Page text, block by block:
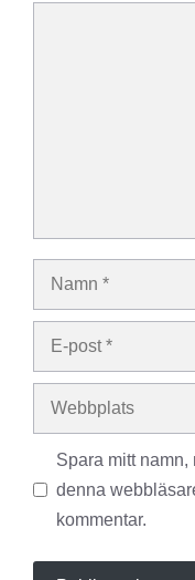
Namn
Webbplats
Spara mitt
denna
kommentar.